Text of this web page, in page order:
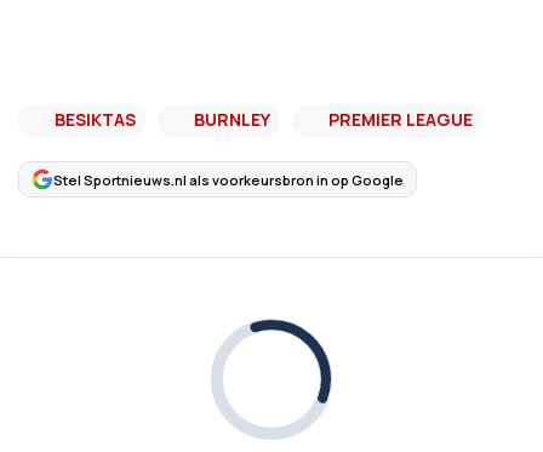
BESIKTAS BURNLEY PREMIER LEAGUE
Stel Sportnieuws.nl als voorkeursbron in op Google